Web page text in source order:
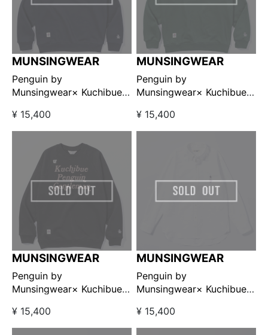
MUNSINGWEAR
Penguin by
Munsingwear× Kuchibue
スリーブスウェットシャツ
ネイビー【GO/LOOK!限定
¥ 15,400
MUNSINGWEAR
Penguin by
Munsingwear× Kuchibue
スリーブスウェットシャツ
グリーン 【GO/LOOK!限定
¥ 15,400
MUNSINGWEAR
Penguin by
Munsingwear× Kuchibue
スリーブスウェットシャツ
ブラック【GO/LOOK!限定
¥ 15,400
MUNSINGWEAR
Penguin by
Munsingwear× Kuchibue
フォードボタンダウンシャ
ツ ホワイト【GO/LOOK!限
¥ 15,400